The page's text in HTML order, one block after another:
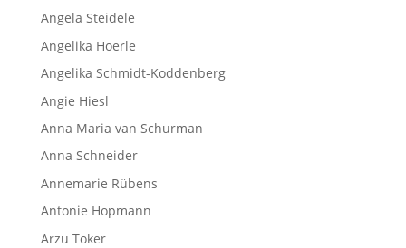
Angela Steidele
Angelika Hoerle
Angelika Schmidt-Koddenberg
Angie Hiesl
Anna Maria van Schurman
Anna Schneider
Annemarie Rübens
Antonie Hopmann
Arzu Toker